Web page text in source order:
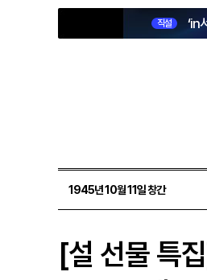
직설 ‘in
1945년 10월 11일 창간
[설 선물 특